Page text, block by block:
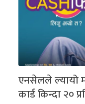
एनसेलले ल्यायो
कार्ड किन्दा २०